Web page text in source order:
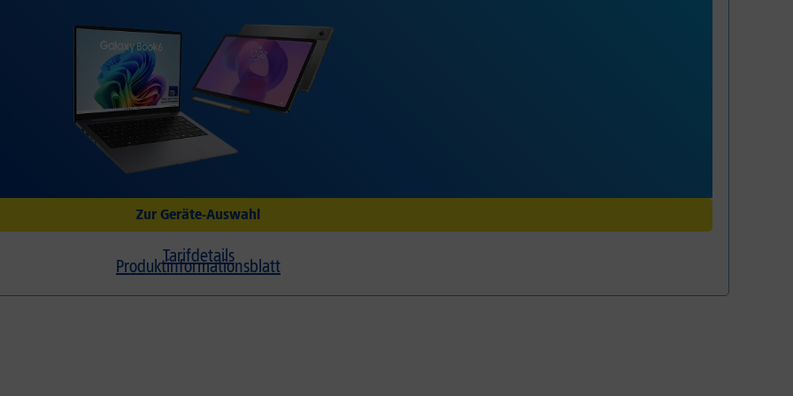
Zur Geräte-Auswahl
Tarifdetails
Produktinformationsblatt